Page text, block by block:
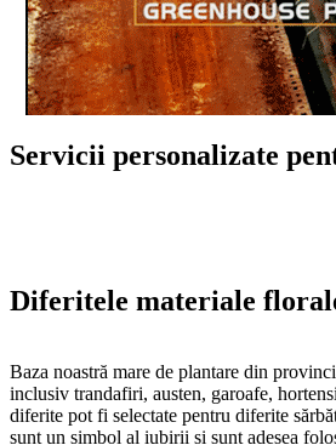
Servicii personalizate
Diferitele materiale
Baza noastră mare de plantare din
inclusiv trandafiri, austen, garoafe,
diferite pot fi selectate pentru diferite
sunt un simbol al iubirii și sunt adesea